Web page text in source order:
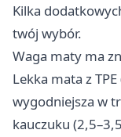
Kilka
twój wybór.
Waga maty ma
Lekka mata z
wygodniejsza w
kauczuku